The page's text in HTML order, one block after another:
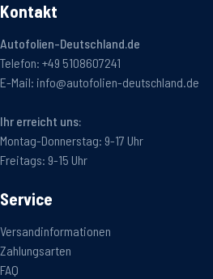
Kontakt
Autofolien-Deutschland.de
Telefon: +49 5108607241
E-Mail: info@autofolien-deutschland.de
Ihr erreicht uns:
Montag-Donnerstag: 9-17 Uhr
Freitags: 9-15 Uhr
Service
Versandinformationen
Zahlungsarten
FAQ